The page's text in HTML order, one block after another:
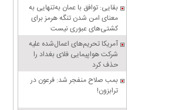
بقایی: توافق با عمان به‌تنهایی به
معنای امن شدن تنگه هرمز برای
کشتی‌های عبوری نیست
آمریکا تحریم‌های اعمال‌شده علیه
شرکت هواپیمایی فلای بغداد را
حذف کرد
بمب صلاح منفجر شد: فرعون در
ترابزون!